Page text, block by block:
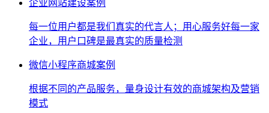
企业网站建设案例
每一位用户都是我们真实的代言人；用心服务好每一家
企业，用户口碑是最真实的质量检测
微信小程序商城案例
根据不同的产品服务，量身设计有效的商城架构及营销
模式